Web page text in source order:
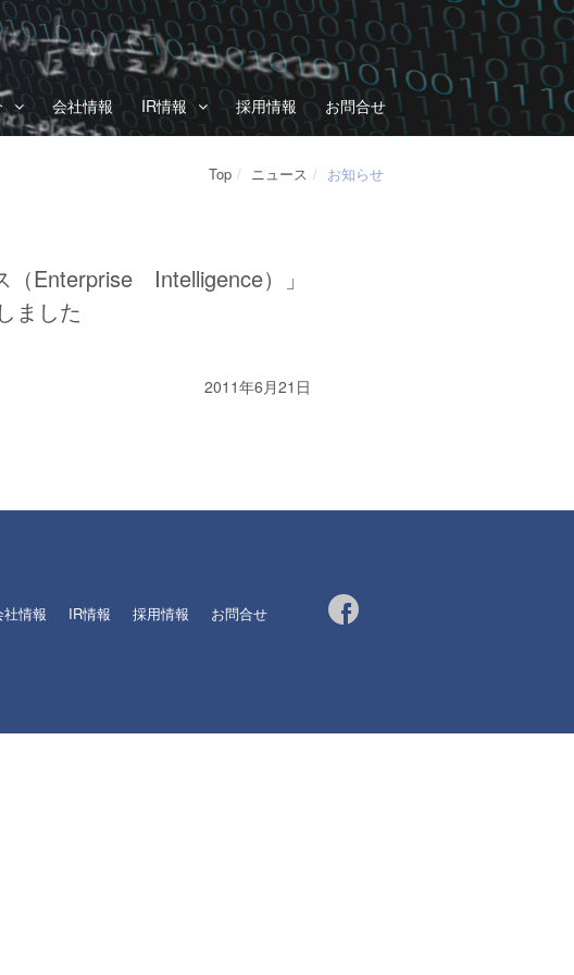
会社情報 IR情報 採用情報 お問合せ
Top ニュース お知らせ
（Enterprise Intelligence）」
ました
2011年6月21日
社情報 IR情報 採用情報 お問合せ